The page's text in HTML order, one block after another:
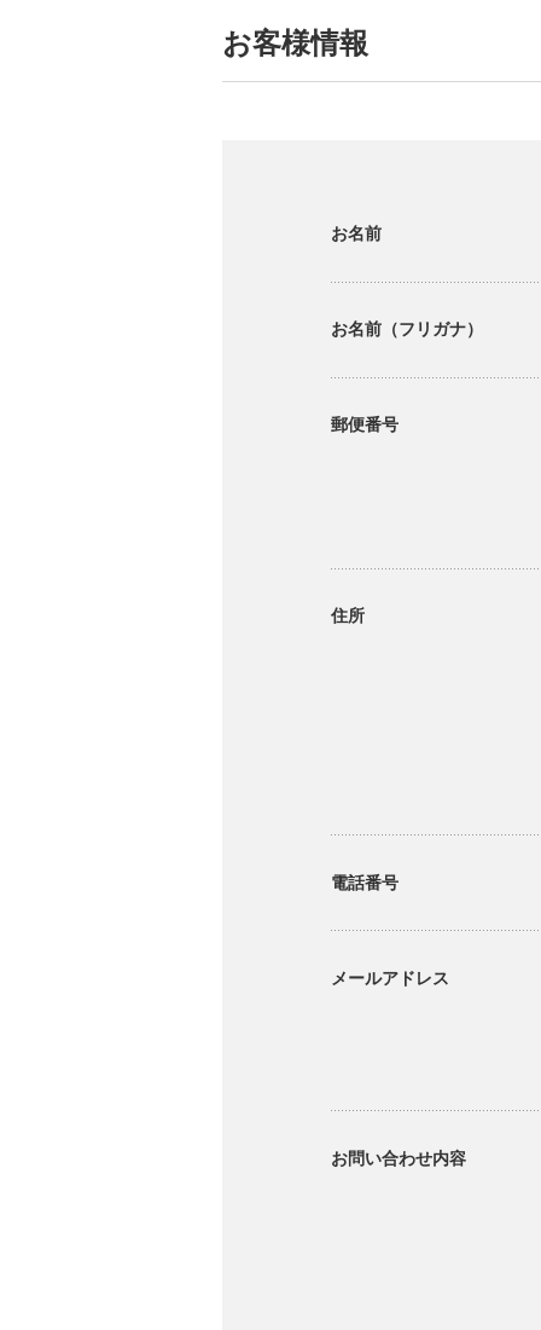
お客様情報
お名前
お名前（フリガナ）
郵便番号
住所
電話番号
メールアドレス
お問い合わせ内容